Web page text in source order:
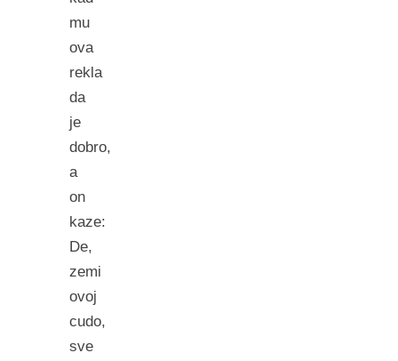
mu
ova
rekla
da
je
dobro,
a
on
kaze:
De,
zemi
ovoj
cudo,
sve